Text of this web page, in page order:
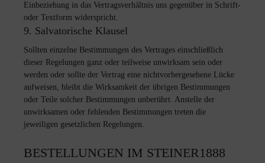
Einbeziehung in das Vertragsverhältnis uns gegenüber in Schrift-
oder Textform widerspricht.
9. Salvatorische Klausel
Sollten einzelne Bestimmungen des Vertrages einschließlich
dieser Regelungen ganz oder teilweise unwirksam sein oder
werden oder sollte der Vertrag eine nichtvorhergesehene Lücke
aufweisen, bleibt die Wirksamkeit der übrigen Bestimmungen
oder Teile solcher Bestimmungen unberührt. Anstelle der
unwirksamen oder fehlenden Bestimmungen treten die
jeweiligen gesetzlichen Regelungen.
BESTELLUNGEN IM STEINER1888